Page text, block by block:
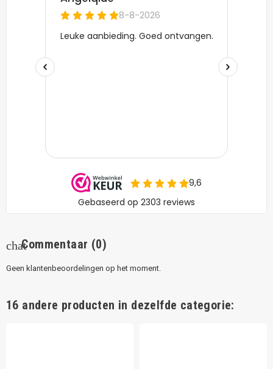
chatCommentaar (0)
Geen klantenbeoordelingen op het moment.
16 andere producten in dezelfde categorie: